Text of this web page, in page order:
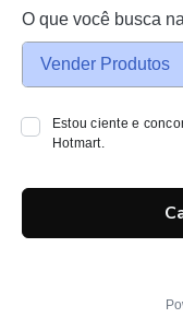
O que você busca
Vender Produtos
Estou ciente e
Hotmart.